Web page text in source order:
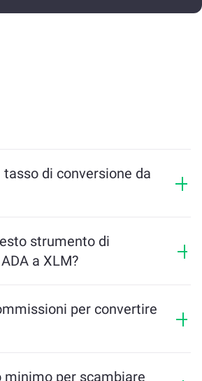
di conversione da
tasso varia in base alle
all’offerta e alla domanda, e alla
strumento di
a XLM?
calcolerà l’importo stimato
Poi segui i passaggi per
per convertire
di mercato. ChangeNOW
minimo per scambiare